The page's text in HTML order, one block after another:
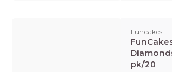
Funcakes
pk/20